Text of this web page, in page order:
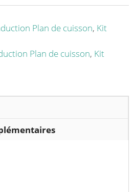
Plan de cuisson, Kit
Plan de cuisson, Kit